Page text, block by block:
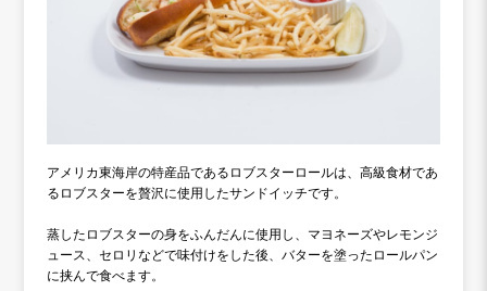
アメリカ東海岸の特産品であるロブスターロールは、高級食材であ
るロブスターを贅沢に使用したサンドイッチです。
蒸したロブスターの身をふんだんに使用し、マヨネーズやレモンジ
ュース、セロリなどで味付けをした後、バターを塗ったロールパン
に挟んで食べます。